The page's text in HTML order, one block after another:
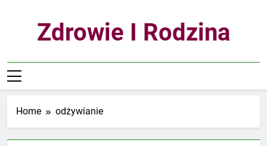
Zdrowie I Rodzina
Home odżywianie